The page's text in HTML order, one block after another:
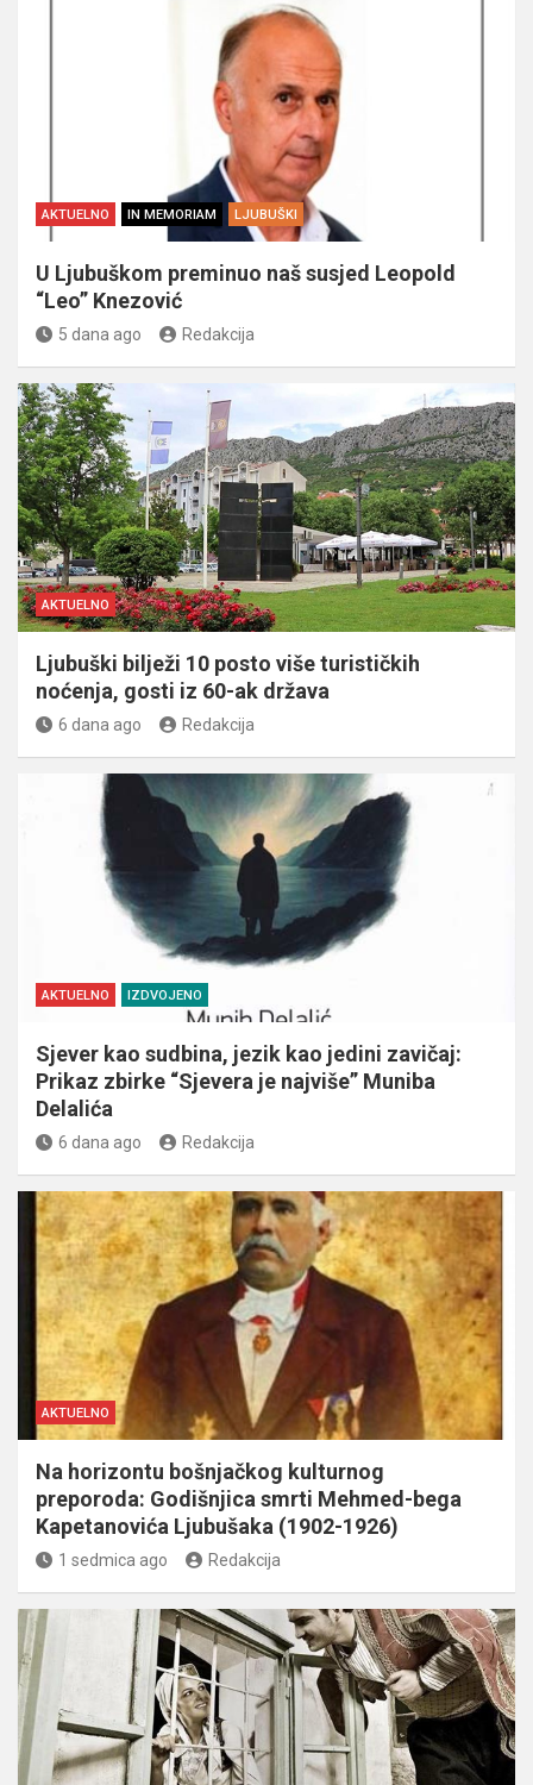
AKTUELNO IN MEMORIAM LJUBUŠKI
U Ljubuškom preminuo naš susjed Leopold
“Leo” Knezović
5 dana ago Redakcija
AKTUELNO
Ljubuški bilježi 10 posto više turističkih
noćenja, gosti iz 60-ak država
6 dana ago Redakcija
AKTUELNO IZDVOJENO
Sjever kao sudbina, jezik kao jedini zavičaj:
Prikaz zbirke “Sjevera je najviše” Muniba
Delalića
6 dana ago Redakcija
AKTUELNO
Na horizontu bošnjačkog kulturnog
preporoda: Godišnjica smrti Mehmed-bega
Kapetanovića Ljubušaka (1902-1926)
1 sedmica ago Redakcija